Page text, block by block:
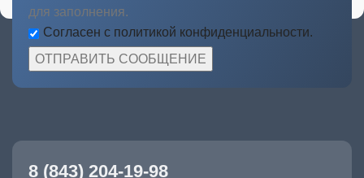
для заполнения.
Согласен с политикой конфиденциальности.
8 (843) 204-19-98